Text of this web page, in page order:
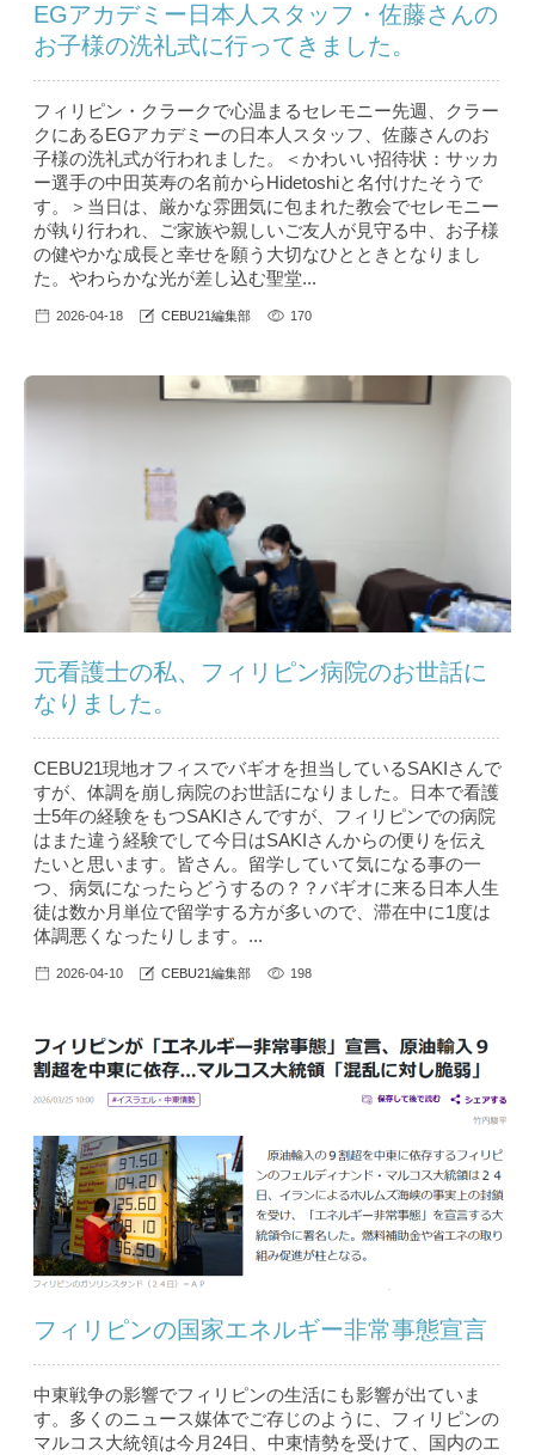
EGアカデミー日本人スタッフ・佐藤さんの
お子様の洗礼式に行ってきました。
フィリピン・クラークで心温まるセレモニー先週、クラー
クにあるEGアカデミーの日本人スタッフ、佐藤さんのお
子様の洗礼式が行われました。＜かわいい招待状：サッカ
ー選手の中田英寿の名前からHidetoshiと名付けたそうで
す。＞当日は、厳かな雰囲気に包まれた教会でセレモニー
が執り行われ、ご家族や親しいご友人が見守る中、お子様
の健やかな成長と幸せを願う大切なひとときとなりまし
た。やわらかな光が差し込む聖堂...
2026-04-18 CEBU21編集部 170
元看護士の私、フィリピン病院のお世話に
なりました。
CEBU21現地オフィスでバギオを担当しているSAKIさんで
すが、体調を崩し病院のお世話になりました。日本で看護
士5年の経験をもつSAKIさんですが、フィリピンでの病院
はまた違う経験でして今日はSAKIさんからの便りを伝え
たいと思います。皆さん。留学していて気になる事の一
つ、病気になったらどうするの？？バギオに来る日本人生
徒は数か月単位で留学する方が多いので、滞在中に1度は
体調悪くなったりします。...
2026-04-10 CEBU21編集部 198
フィリピンの国家エネルギー非常事態宣言
中東戦争の影響でフィリピンの生活にも影響が出ていま
す。多くのニュース媒体でご存じのように、フィリピンの
マルコス大統領は今月24日、中東情勢を受けて、国内のエ